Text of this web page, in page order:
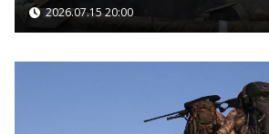
2026.07.15 20:00